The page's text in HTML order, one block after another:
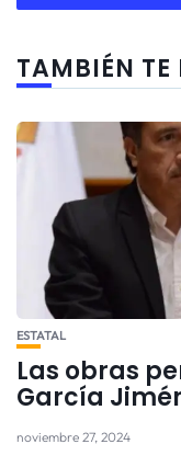
TAMBIÉN TE
ESTATAL
Las obras
García
noviembre 27, 2024